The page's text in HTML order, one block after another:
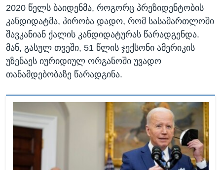
2020 წელს ბაიდენმა, როგორც პრეზიდენტობის
კანდიდატმა, პირობა დადო, რომ სასამართლოში
შავკანიან ქალის კანდიდატურას წარადგენდა.
მან, გასულ თვეში, 51 წლის ჯექსონი ამერიკის
უზენაეს იურიდიულ ორგანოში უვადო
თანამდებობაზე წარადგინა.